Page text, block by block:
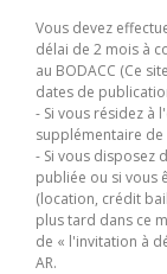
Vous devez
délai de 2 mois à
au BODACC (Ce
dates de
- Si vous résidez à
supplémentaire de
- Si vous disposez
publiée ou si vous
(location, crédit
plus tard dans ce
de « l'invitation à
AR.